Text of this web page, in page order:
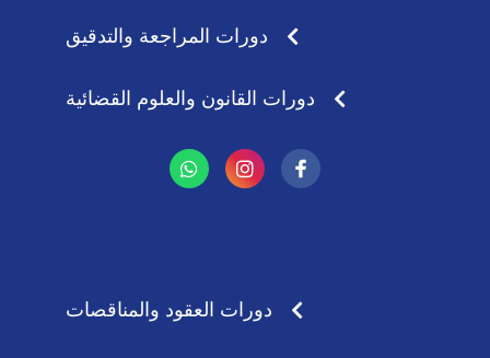
دورات المراجعة والتدقيق
دورات القانون والعلوم القضائية
I
n
s
a
m
W
h
a
دورات العقود والمناقصات